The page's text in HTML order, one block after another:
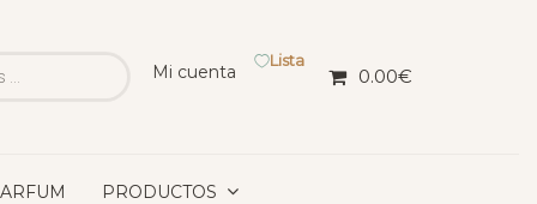
Mi cuenta
Lista
0.00€
PRODUCTOS